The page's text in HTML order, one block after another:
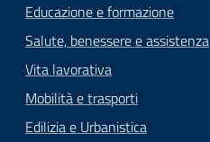
Educazione e formazione
Salute, benessere e assistenza
Vita lavorativa
Mobilità e trasporti
Edilizia e Urbanistica